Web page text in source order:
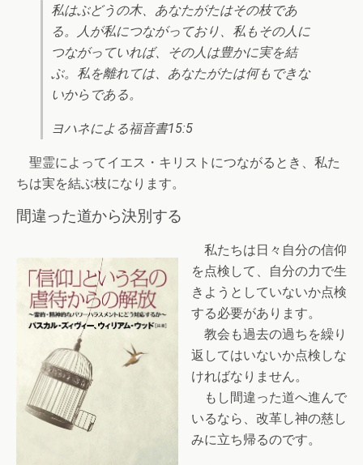
私はぶどうの木、あなたがたはその枝であ
る。人が私につながっており、私もその人に
つながっていれば、その人は豊かに実を結
ぶ。私を離れては、あなたがたは何もできな
いからである。
ヨハネによる福音書15:5
聖霊によってイエス・キリストにつながるとき、私た
ちは実を結ぶ枝になります。
間違った道から決別する
私たちは日々自分の信仰
を点検して、自分の力で生
きようとしていないか点検
する必要があります。
教会も過去の過ちを繰り
返してはいないか点検しな
ければなりません。
もし間違った道へ進んで
いるなら、改革し神の慈し
みに立ち帰るのです。